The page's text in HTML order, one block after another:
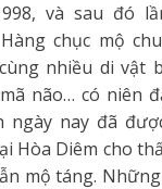
và sau đó
chục mộ
nhiều di vật
não… có niên
ngày nay đã
Hòa Diêm cho
mộ táng.